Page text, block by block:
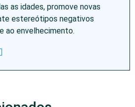
as idades, promove novas
estereótipos negativos
ao envelhecimento.